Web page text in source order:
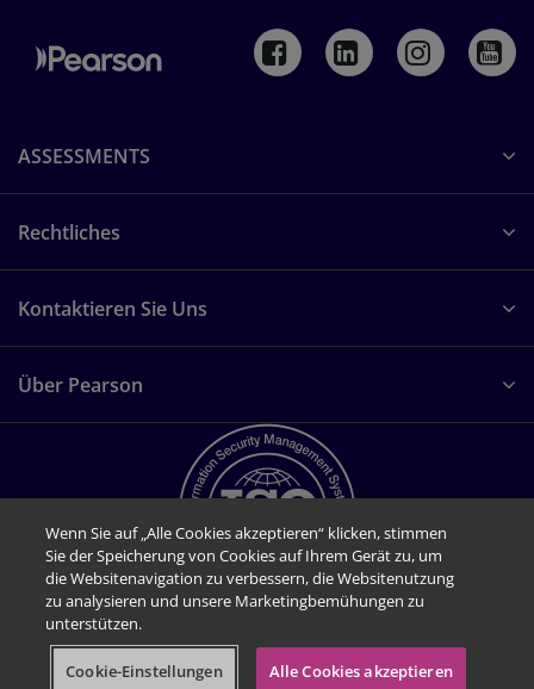
ASSESSMENTS
Rechtliches
Kontaktieren Sie Uns
Über Pearson
© 1996–2026 Pearson. Alle Rechte vorbehalten, einschließlich der Rechte für
Text- und Datenauswertung sowie für das Training künstlicher Intelligenz und
Wenn Sie auf „Alle Cookies akzeptieren“ klicken, stimmen
Sie der Speicherung von Cookies auf Ihrem Gerät zu, um
die Websitenavigation zu verbessern, die Websitenutzung
zu analysieren und unsere Marketingbemühungen zu
unterstützen.
Cookie-Einstellungen Alle Cookies akzeptieren